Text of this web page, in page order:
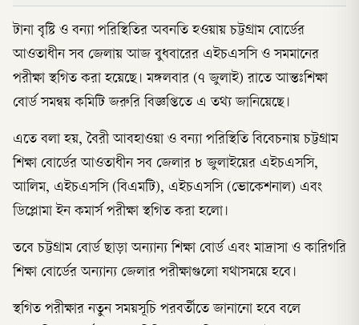
টানা বৃষ্টি ও বন্যা পরিস্থিতির অবনতি হওয়ায় চট্টগ্রাম বোর্ডের
আওতাধীন সব জেলায় আজ বুধবারের এইচএসসি ও সমমানের
পরীক্ষা স্থগিত করা হয়েছে। মঙ্গলবার (৭ জুলাই) রাতে আন্তঃশিক্ষা
বোর্ড সমন্বয় কমিটি জরুরি বিজ্ঞপ্তিতে এ তথ্য জানিয়েছে।
এতে বলা হয়, বৈরী আবহাওয়া ও বন্যা পরিস্থিতি বিবেচনায় চট্টগ্রাম
শিক্ষা বোর্ডের আওতাধীন সব জেলার ৮ জুলাইয়ের এইচএসসি,
আলিম, এইচএসসি (বিএমটি), এইচএসসি (ভোকেশনাল) এবং
ডিপ্লোমা ইন কমার্স পরীক্ষা স্থগিত করা হলো।
তবে চট্টগ্রাম বোর্ড ছাড়া অন্যান্য শিক্ষা বোর্ড এবং মাদ্রাসা ও কারিগরি
শিক্ষা বোর্ডের অন্যান্য জেলার পরীক্ষাগুলো যথাসময়ে হবে।
স্থগিত পরীক্ষার নতুন সময়সূচি পরবর্তীতে জানানো হবে বলে